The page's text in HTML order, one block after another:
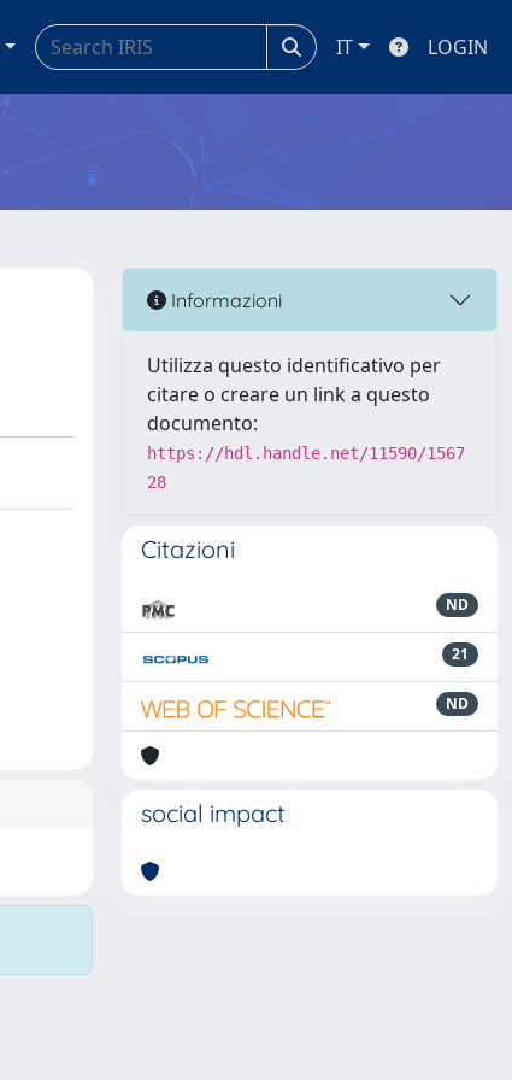
IT LOGIN
Informazioni
Utilizza questo identificativo per
citare o creare un link a questo
documento:
https://hdl.handle.net/11590/1567
28
Citazioni
ND
21
ND
social impact